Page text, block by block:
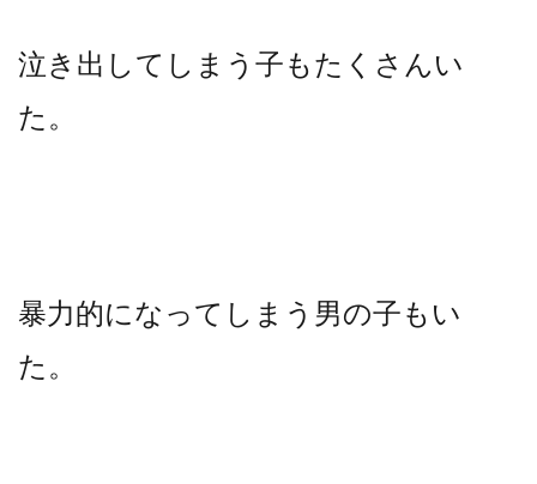
泣き出してしまう子もたくさんい
た。
暴力的になってしまう男の子もい
た。